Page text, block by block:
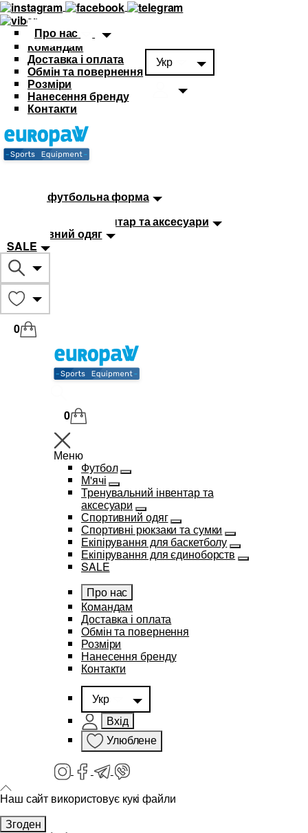
Про нас
Командам
Доставка і оплата
Обмін та повернення
Розміри
Нанесення бренду
Контакти
Укр
Дитяча футбольна форма
Тренувальний інвентар та аксесуари
Спортивний одяг
SALE
0
0
Меню
Футбол
М'ячі
Тренувальний інвентар та
аксесуари
Спортивний одяг
Спортивні рюкзаки та сумки
Екіпірування для баскетболу
Екіпірування для єдиноборств
SALE
Про нас
Командам
Доставка і оплата
Обмін та повернення
Розміри
Нанесення бренду
Контакти
Укр
Вхід
Улюблене
Наш сайт використовує кукі файли
Згоден